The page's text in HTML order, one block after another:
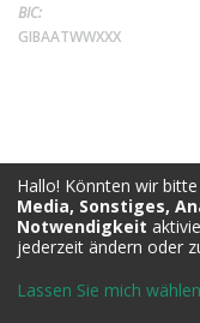
BIC:
GIBAATWWXXX
Hallo! Könnten wir
Media, Sonstiges,
Notwendigkeit
jederzeit ändern oder
Lassen Sie mich wählen